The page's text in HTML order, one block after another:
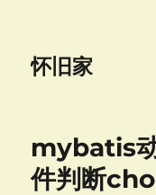
怀旧家
mybatis
件判断